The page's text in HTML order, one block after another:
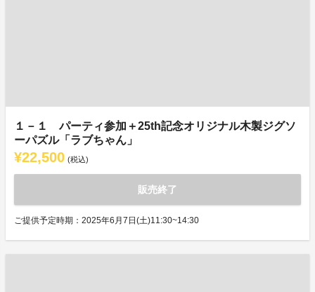
１－１ パーティ参加＋25th記念オリジナル木製ジグソ
ーパズル「ラブちゃん」
¥22,500 (税込)
販売終了
ご提供予定時期：2025年6月7日(土)11:30~14:30